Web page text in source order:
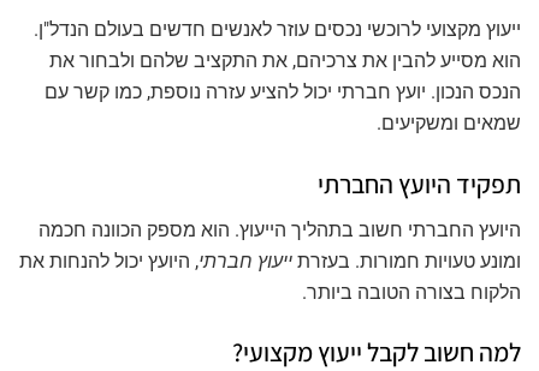
ייעוץ מקצועי לרוכשי נכסים עוזר לאנשים חדשים בעולם הנדל"ן.
הוא מסייע להבין את צרכיהם, את התקציב שלהם ולבחור את
הנכס הנכון. יועץ חברתי יכול להציע עזרה נוספת, כמו קשר עם
שמאים ומשקיעים.
תפקיד היועץ החברתי
היועץ החברתי חשוב בתהליך הייעוץ. הוא מספק הכוונה חכמה
ומונע טעויות חמורות. בעזרת ייעוץ חברתי, היועץ יכול להנחות את
הלקוח בצורה הטובה ביותר.
למה חשוב לקבל ייעוץ מקצועי?